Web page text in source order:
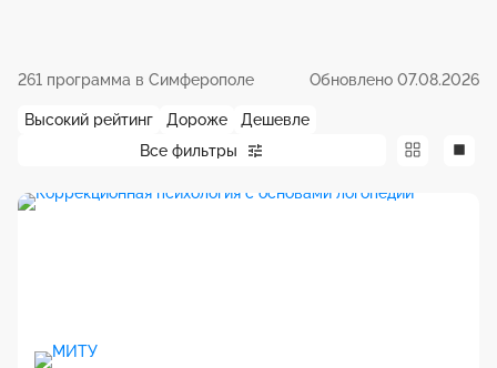
261 программа в Симферополе Обновлено 07.08.2026
Все фильтры
Высокий рейтинг Дороже Дешевле